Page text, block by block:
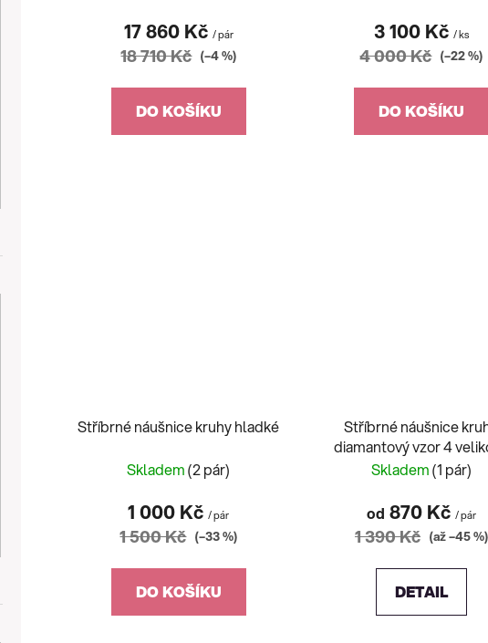
17 860 Kč / pár
18 710 Kč (–4 %)
DO KOŠÍKU
3 100 Kč / ks
4 000 Kč (–22 %)
DO KOŠÍKU
Stříbrné náušnice kruhy hladké
Skladem(2 pár)
1 000 Kč/ pár
1 500 Kč (–33 %)
DO KOŠÍKU
Stříbrné náušnice
diamantový vzor 4
Skladem(1 pár)
od 870 Kč / pár
1 390 Kč (až –45 %)
DETAIL